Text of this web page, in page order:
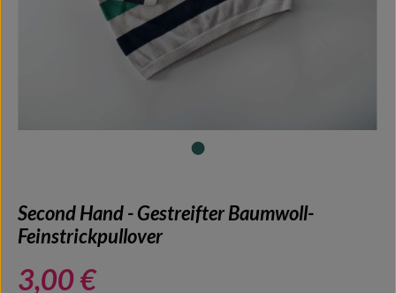
Second Hand - Gestreifter Baumwoll-
Feinstrickpullover
3,00 €